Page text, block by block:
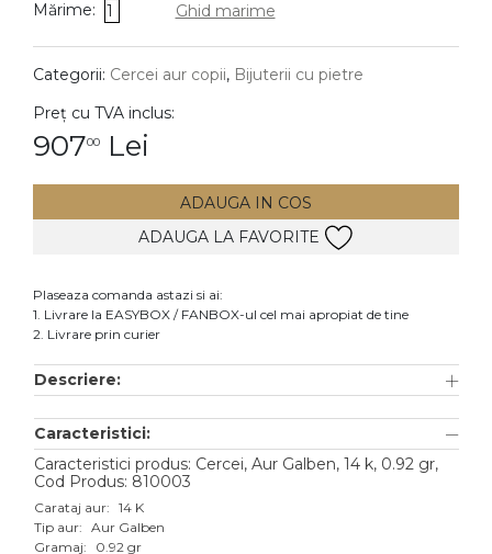
DIAMANTE Vezi toate
Cercei
Accesorii
Aur alb
Aur roz
Aur mixt
Mărime: 1 Ghid marime
Categorii: Cercei aur copii, Bijuterii cu pietre
Preț cu TVA inclus:
90700 Lei
ADAUGA IN COS
ADAUGA LA FAVORITE
Plaseaza comanda astazi si ai:
1. Livrare la EASYBOX / FANBOX-ul cel mai apropiat de tine
2. Livrare prin curier
Descriere:
Caracteristici:
Caracteristici produs: Cercei, Aur Galben, 14 k, 0.92 gr,
Cod Produs: 810003
Carataj aur: 14 K
Tip aur: Aur Galben
Gramaj:
0.92 gr